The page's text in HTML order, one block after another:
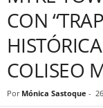
CON
COLISEO
Por Mónica Sastoque -